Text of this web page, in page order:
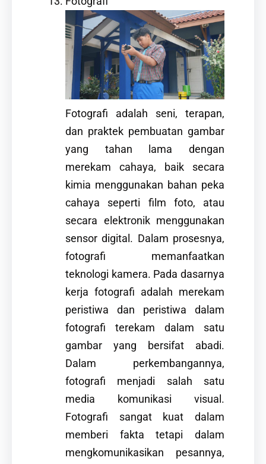
Fotografi adalah seni, terapan,
dan praktek pembuatan gambar
yang tahan lama dengan
merekam cahaya, baik secara
kimia menggunakan bahan peka
cahaya seperti film foto, atau
secara elektronik menggunakan
sensor digital. Dalam prosesnya,
fotografi memanfaatkan
teknologi kamera. Pada dasarnya
kerja fotografi adalah merekam
peristiwa dan peristiwa dalam
fotografi terekam dalam satu
gambar yang bersifat abadi.
Dalam perkembangannya,
fotografi menjadi salah satu
media komunikasi visual.
Fotografi sangat kuat dalam
memberi fakta tetapi dalam
mengkomunikasikan pesannya,